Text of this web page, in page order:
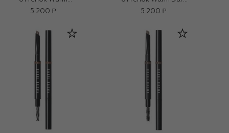
Brown (0,33g)
5 200 ₽
Brown (0,33g)
5 200 ₽